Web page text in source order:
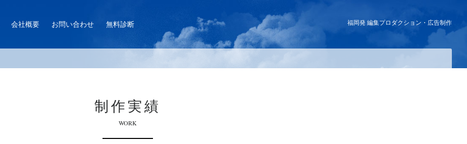
会社概要 お問い合わせ 無料診断 福岡発 編集プロダクション・広告制作
制作実績
WORK